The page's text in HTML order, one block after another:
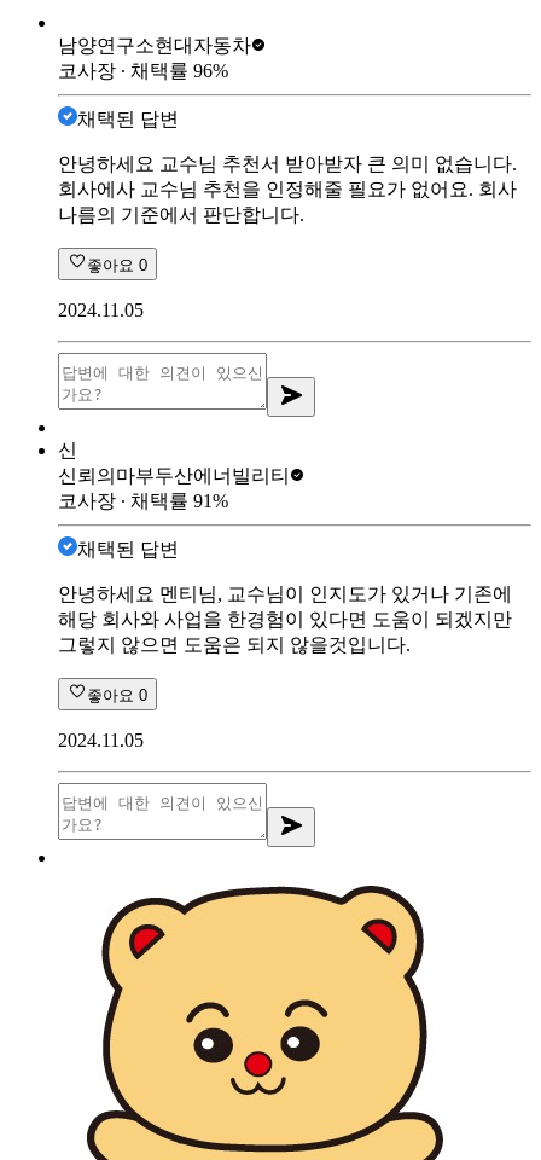
남양연구소현대자동차
코사장 ∙ 채택률 96%
채택된 답변
안녕하세요 교수님 추천서 받아받자 큰 의미 없습니다.
회사에사 교수님 추천을 인정해줄 필요가 없어요. 회사
나름의 기준에서 판단합니다.
좋아요 0
2024.11.05
신
신뢰의마부두산에너빌리티
코사장 ∙ 채택률 91%
채택된 답변
안녕하세요 멘티님, 교수님이 인지도가 있거나 기존에
해당 회사와 사업을 한경험이 있다면 도움이 되겠지만
그렇지 않으면 도움은 되지 않을것입니다.
좋아요 0
2024.11.05